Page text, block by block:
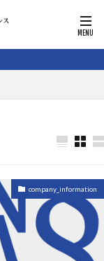
company_information